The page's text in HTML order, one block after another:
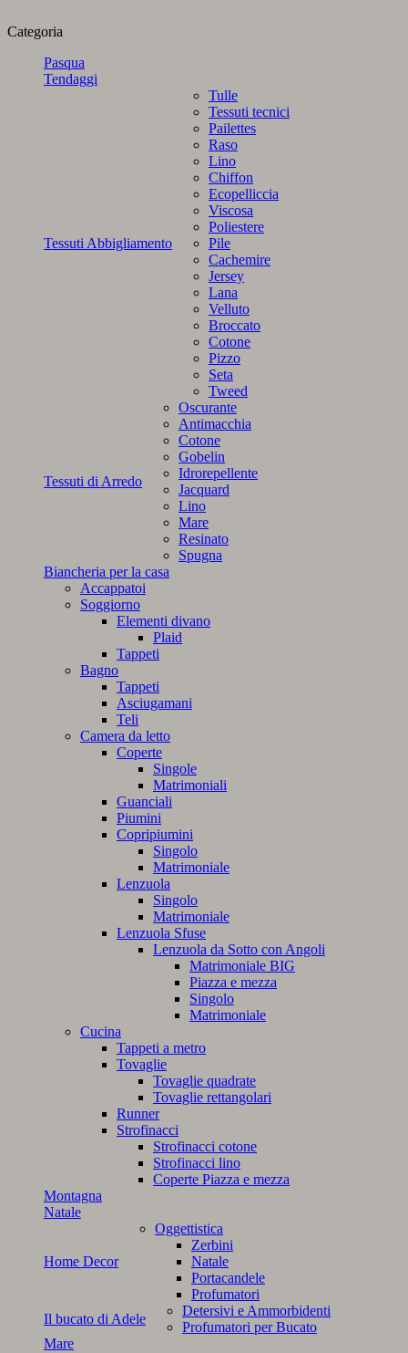
Categoria
Pasqua
Tendaggi
Tessuti Abbigliamento
Tulle
Tessuti tecnici
Pailettes
Raso
Lino
Chiffon
Ecopelliccia
Viscosa
Poliestere
Pile
Cachemire
Jersey
Lana
Velluto
Broccato
Cotone
Pizzo
Seta
Tweed
Tessuti di Arredo
Oscurante
Antimacchia
Cotone
Gobelin
Idrorepellente
Jacquard
Lino
Mare
Resinato
Spugna
Biancheria per la casa
Accappatoi
Soggiorno
Elementi divano
Plaid
Tappeti
Bagno
Tappeti
Asciugamani
Teli
Camera da letto
Coperte
Singole
Matrimoniali
Guanciali
Piumini
Copripiumini
Singolo
Matrimoniale
Lenzuola
Singolo
Matrimoniale
Lenzuola Sfuse
Lenzuola da Sotto con Angoli
Matrimoniale BIG
Piazza e mezza
Singolo
Matrimoniale
Cucina
Tappeti a metro
Tovaglie
Tovaglie quadrate
Tovaglie rettangolari
Runner
Strofinacci
Strofinacci cotone
Strofinacci lino
Coperte Piazza e mezza
Montagna
Natale
Home Decor
Oggettistica
Zerbini
Natale
Portacandele
Profumatori
Il bucato di Adele
Detersivi e Ammorbidenti
Profumatori per Bucato
Mare